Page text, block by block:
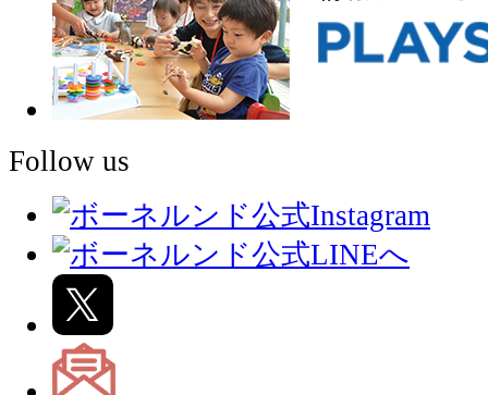
Follow us